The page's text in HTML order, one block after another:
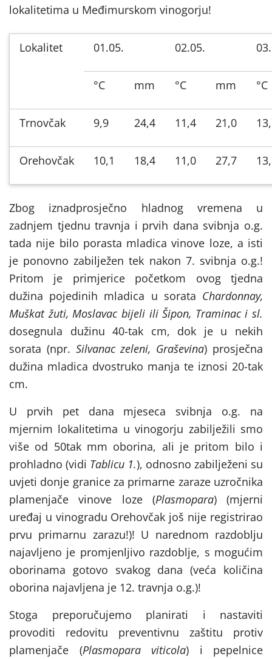
lokalitetima u Međimurskom vinogorju!
Lokalitet 01.05. 02.05.
°C mm °C mm °C
Trnovčak 9,9 24,4 11,4 21,0
Orehovčak 10,1 18,4 11,0 27,7
Zbog iznadprosječno hladnog vremena u
zadnjem tjednu travnja i prvih dana svibnja o.g.
tada nije bilo porasta mladica vinove loze, a isti
je ponovno zabilježen tek nakon 7. svibnja o.g.!
Pritom je primjerice početkom ovog tjedna
dužina pojedinih mladica u sorata Chardonnay,
Muškat žuti, Moslavac bijeli ili Šipon, Traminac i sl.
dosegnula dužinu 40-tak cm, dok je u nekih
sorata (npr. Silvanac zeleni, Graševina) prosječna
dužina mladica dvostruko manja te iznosi 20-tak
cm.
U prvih pet dana mjeseca svibnja o.g. na
mjernim lokalitetima u vinogorju zabilježili smo
više od 50tak mm oborina, ali je pritom bilo i
prohladno (vidi Tablicu 1.), odnosno zabilježeni su
uvjeti donje granice za primarne zaraze uzročnika
plamenjače vinove loze (Plasmopara) (mjerni
uređaj u vinogradu Orehovčak još nije registrirao
prvu primarnu zarazu!)! U narednom razdoblju
najavljeno je promjenljivo razdoblje, s mogućim
oborinama gotovo svakog dana (veća količina
oborina najavljena je 12. travnja o.g.)!
Stoga preporučujemo planirati i nastaviti
provoditi redovitu preventivnu zaštitu protiv
plamenjače (Plasmopara viticola) i pepelnice